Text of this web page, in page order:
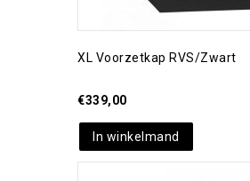
XL Voorzetkap RVS/zwart
€339,00
In winkelmand